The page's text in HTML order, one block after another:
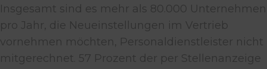
Insgesamt sind es mehr als 80.000 Unternehmen
pro Jahr, die Neueinstellungen im Vertrieb
vornehmen möchten, Personaldienstleister nicht
mitgerechnet. 57 Prozent der per Stellenanzeige